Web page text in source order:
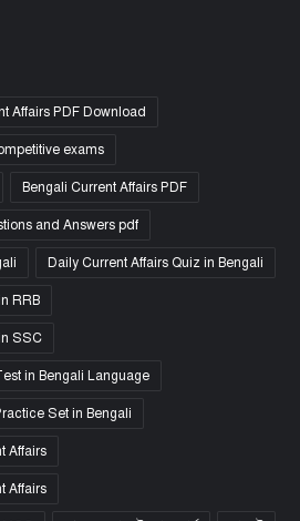
Affairs PDF Download
exams
Bengali Current Affairs PDF
and Answers pdf
Daily Current Affairs Quiz in Bengali
RRB
SSC
in Bengali Language
Set in Bengali
Affairs
Affairs